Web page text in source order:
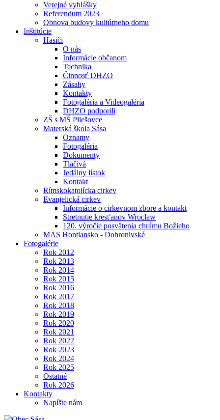
Verejné vyhlášky
Referendum 2023
Obnova budovy kultúrneho domu
Inštitúcie
Hasiči
O nás
Informácie občanom
Technika
Činnosť DHZO
Zásahy
Kontakty
Fotogaléria a Videogaléria
DHZO podporili
ZŠ s MŠ Pliešovce
Materská škola Sása
Oznamy
Fotogaléria
Dokumenty
Tlačivá
Jedálny lístok
Kontakt
Rímskokatolícka cirkev
Evanjelická cirkev
Informácie o cirkevnom zbore a kontakt
Stretnutie kresťanov Wrocław
120. výročie posvätenia chrámu Božieho
MAS Hontiansko - Dobronivské
Fotogalérie
Rok 2012
Rok 2013
Rok 2014
Rok 2015
Rok 2016
Rok 2017
Rok 2018
Rok 2019
Rok 2020
Rok 2021
Rok 2022
Rok 2023
Rok 2024
Rok 2025
Ostatné
Rok 2026
Kontakty
Napíšte nám